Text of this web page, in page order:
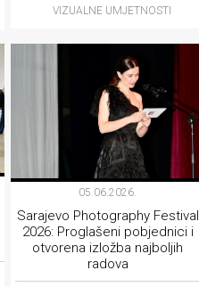
VIZUALNE UMJETNOSTI
05.06.2026.
Sarajevo Photography Festival
2026: Proglašeni pobjednici i
otvorena izložba najboljih
radova